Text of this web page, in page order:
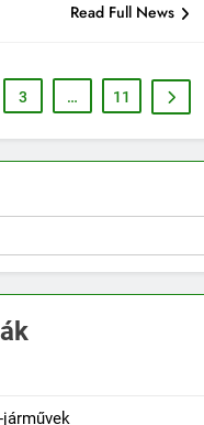
Read Full News
3 … 11